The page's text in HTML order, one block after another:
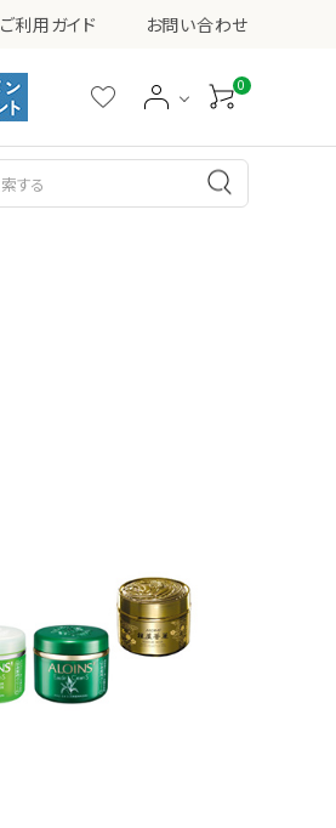
ご利用ガイド お問い合わせ
0